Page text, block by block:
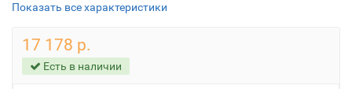
Показать все характеристики
17 178 р.
Есть в наличии